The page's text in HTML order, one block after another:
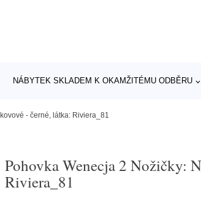
NÁBYTEK SKLADEM K OKAMŽITÉMU ODBĚRU
- černé, látka: Riviera_81
Pohovka Wenecja 2 Nožičky:
Riviera_81